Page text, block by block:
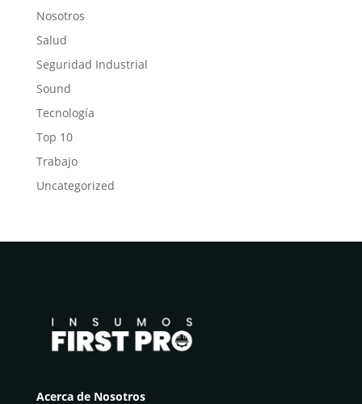
Nosotros
Salud
Seguridad Industrial
Sound
Tecnología
Top 10
Trabajo
Uncategorized
Acerca de Nosotros